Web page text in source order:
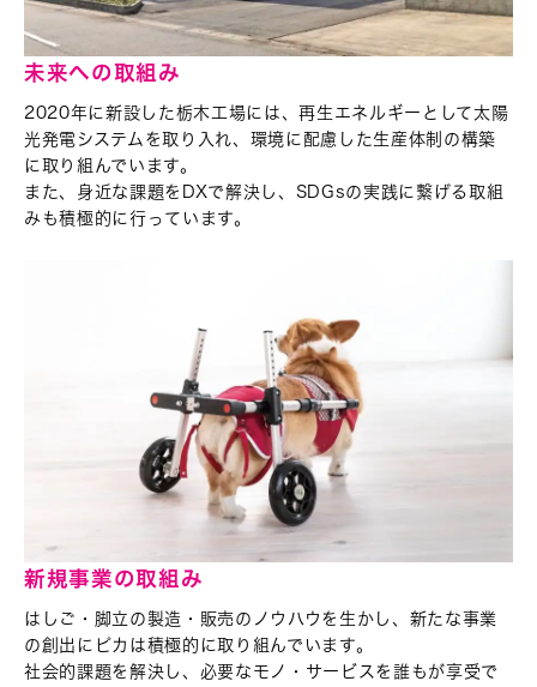
未来への取組み
2020年に新設した栃木工場には、再生エネルギーとして太陽
光発電システムを取り入れ、環境に配慮した生産体制の構築
に取り組んでいます。
また、身近な課題をDXで解決し、SDGsの実践に繋げる取組
みも積極的に行っています。
新規事業の取組み
はしご・脚立の製造・販売のノウハウを生かし、新たな事業
の創出にピカは積極的に取り組んでいます。
社会的課題を解決し、必要なモノ・サービスを誰もが享受で